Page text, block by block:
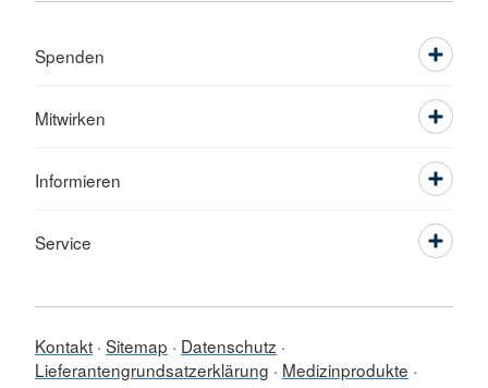
Spenden
Mitwirken
Informieren
Service
Kontakt Sitemap
Datenschutz
Lieferantengrundsatzerklärung
Medizinprodukte